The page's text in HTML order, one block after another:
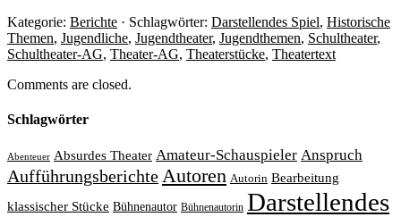
Kategorie: Berichte · Schlagwörter: Darstellendes Spiel, Historische
Themen, Jugendliche, Jugendtheater, Jugendthemen, Schultheater,
Schultheater-AG, Theater-AG, Theaterstücke, Theatertext
Comments are closed.
Schlagwörter
Abenteuer Absurdes Theater Amateur-Schauspieler Anspruch
AufführungsberichteAutoren Autorin Bearbeitung
klassischer Stücke Bühnenautor Bühnenautorin Darstellendes